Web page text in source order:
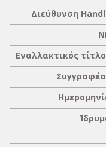
Διεύθυνση
Εναλλακτικός